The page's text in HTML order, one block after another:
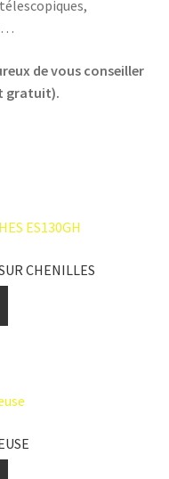
de vous conseiller
gratuit).
CHENILLES